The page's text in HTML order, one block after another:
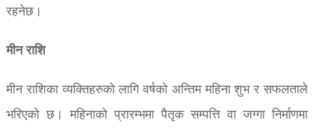
रहनेछ।
मीन राशि
मीन राशिका व्यक्तिहरुको लागि वर्षको अन्तिम महिना शुभ र सफलताले
भरिएको छ। महिनाको प्रारम्भमा पैतृक सम्पत्ति वा जग्गा निर्माणमा